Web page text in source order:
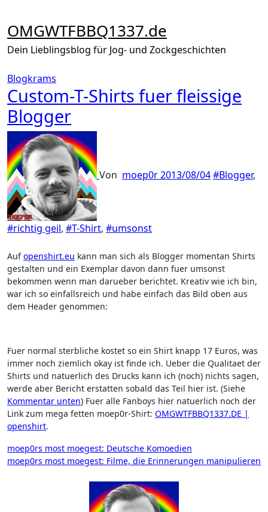
springen
OMGWTFBBQ1337.de
Dein Lieblingsblog für Jog- und Zockgeschichten
Blogkrams
Custom-T-Shirts fuer fleissige
Blogger
Von moep0r2013/08/04#Blogger,
#richtig geil, #T-Shirt, #umsonst
Aufopenshirt.eu kann man sich als Blogger momentan Shirts
gestalten und ein Exemplar davon dann fuer umsonst
bekommen wenn man darueber berichtet. Kreativ wie ich bin,
war ich so einfallsreich und habe einfach das Bild oben aus
dem Header genommen:
Fuer normal sterbliche kostet so ein Shirt knapp 17 Euros, was
immer noch ziemlich okay ist finde ich. Ueber die Qualitaet der
Shirts und natuerlich des Drucks kann ich (noch) nichts sagen,
werde aber Bericht erstatten sobald das Teil hier ist. (Siehe
Kommentar unten) Fuer alle Fanboys hier natuerlich noch der
Link zum mega fetten moep0r-Shirt: OMGWTFBBQ1337.DE |
openshirt.
Beitragsnavigation
moep0rs most moegest: Deutsche Komoedien
moep0rs most moegest: Filme, die Erinnerungen manipulieren